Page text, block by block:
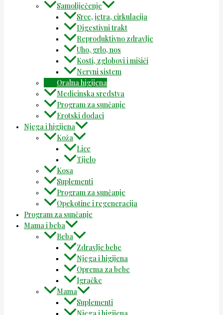
Samoliječenje
Srce, jetra, cirkulacija
Digestivni trakt
Reproduktivno zdravlje
Uho, grlo, nos
Kosti, zglobovi i mišići
Nervni sistem
Oralna higijena
Medicinska sredstva
Program za sunčanje
Erotski dodaci
Njega i higijena
Koža
Lice
Tijelo
Kosa
Suplementi
Program za sunčanje
Opekotine i regeneracija
Program za sunčanje
Mama i beba
Beba
Zdravlje bebe
Njega i higijena
Oprema za bebe
Igračke
Mama
Suplementi